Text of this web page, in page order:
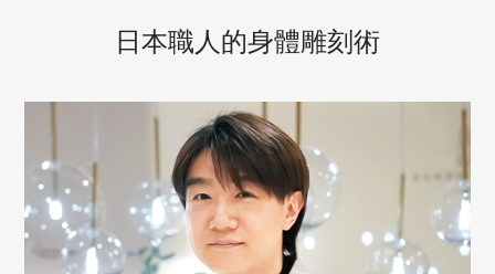
日本職人的身體雕刻術